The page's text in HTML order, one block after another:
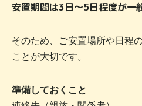
安置期間は3日〜5日程度が一
そのため、ご安置場所や日程
ことが大切です。
準備しておくこと